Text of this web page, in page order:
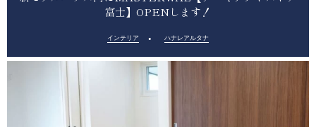
富士】OPENします！
インテリア ハナレアルタナ